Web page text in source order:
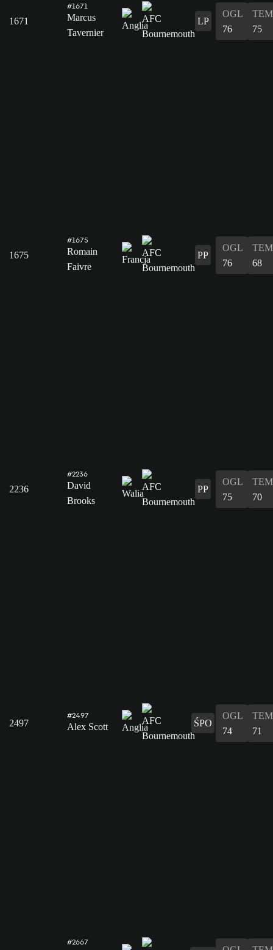
1671
#1671
Marcus
Tavernier
LP
OGL
76
TEM
75
1675
#1675
Romain
Faivre
PP
OGL
76
TEM
68
2236
#2236
David
Brooks
PP
OGL
75
TEM
70
2497
#2497
Alex Scott ŚPO
OGL
74
TEM
71
#2667